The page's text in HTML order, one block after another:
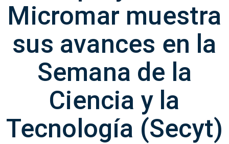
Micromar muestra
sus avances en la
Semana de la
Ciencia y la
Tecnología (Secyt)